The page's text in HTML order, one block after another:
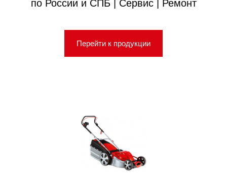
по России и СПБ | Сервис | Ремонт
Перейти к продукции